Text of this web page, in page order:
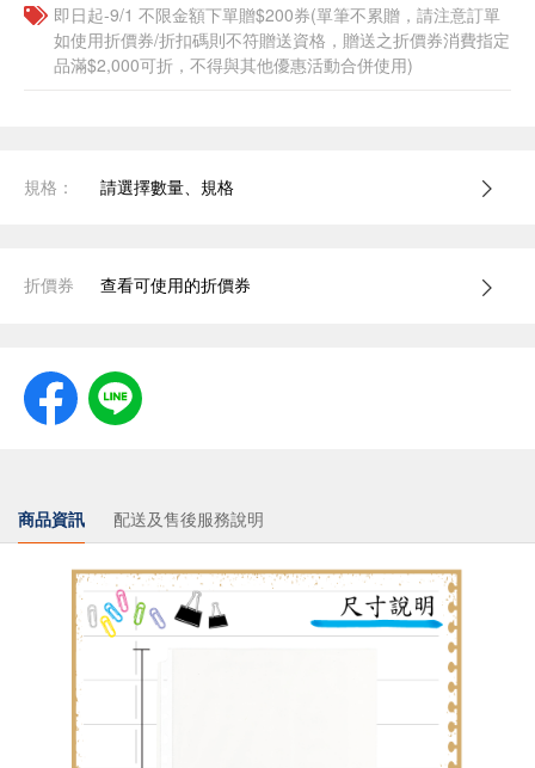
即日起-9/1 不限金額下單贈$200券(單筆不累贈，請注意訂單
如使用折價券/折扣碼則不符贈送資格，贈送之折價券消費指定
品滿$2,000可折，不得與其他優惠活動合併使用)
規格： 請選擇數量、規格
折價券 查看可使用的折價券
商品資訊 配送及售後服務說明